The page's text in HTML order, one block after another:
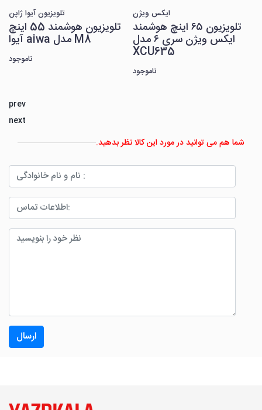
تلویزیون آیوا ژاپن
تلویزیون هوشمند 55 اینچ
آیوا aiwa مدل M8
ناموجود
ایکس ویژن
تلویزیون ۶۵ اینچ هوشمند
ایکس ویژن سری ۶ مدل
XCU635
ناموجود
prev
next
شما هم می توانید در مورد این کالا نظر بدهید.
ارسال